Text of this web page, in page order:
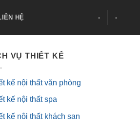
HỆ - -
VỤ THIẾT KẾ
kế nội thất văn phòng
kế nội thất spa
kế nội thất khách sạn